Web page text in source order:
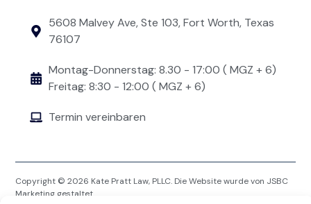
5608 Malvey Ave, Ste 103, Fort Worth, Texas
76107
Montag-Donnerstag: 8.30 - 17:00 ( MGZ + 6)
Freitag: 8:30 - 12:00 ( MGZ + 6)
Termin vereinbaren
Copyright © 2026 Kate Pratt Law, PLLC. Die Website wurde von JSBC
Marketing gestaltet.